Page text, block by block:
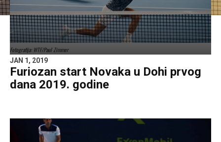
Fotografija: WTF/Paul Zimmer
JAN 1, 2019
Furiozan start Novaka u Dohi prvog
dana 2019. godine